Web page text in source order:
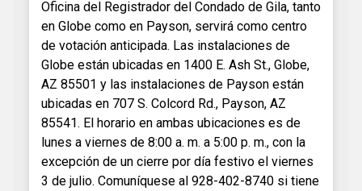
Oficina del Registrador del Condado de Gila, tanto
en Globe como en Payson, servirá como centro
de votación anticipada. Las instalaciones de
Globe están ubicadas en 1400 E. Ash St., Globe,
AZ 85501 y las instalaciones de Payson están
ubicadas en 707 S. Colcord Rd., Payson, AZ
85541. El horario en ambas ubicaciones es de
lunes a viernes de 8:00 a. m. a 5:00 p. m., con la
excepción de un cierre por día festivo el viernes
3 de julio. Comuníquese al 928-402-8740 si tiene